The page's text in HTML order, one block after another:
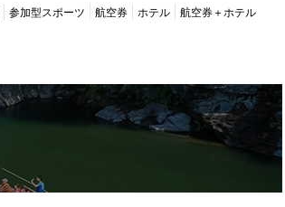
参加型スポーツ 航空券 ホテル 航空券＋ホテル